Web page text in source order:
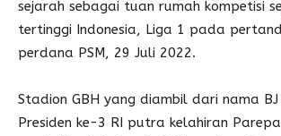
sejarah sebagai tuan rumah kompetisi
tertinggi Indonesia, Liga 1 pada
perdana PSM, 29 Juli 2022.
Stadion GBH yang diambil dari nama BJ
Presiden ke-3 RI putra kelahiran